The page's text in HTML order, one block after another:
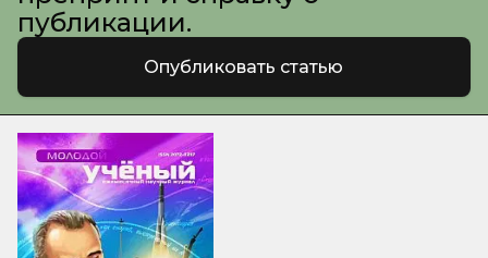
публикации.
Опубликовать статью